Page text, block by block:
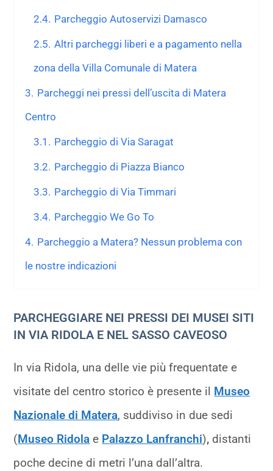
2.4. Parcheggio Autoservizi Damasco
2.5. Altri parcheggi liberi e a pagamento nella
zona della Villa Comunale di Matera
3. Parcheggi nei pressi dell’uscita di Matera
Centro
3.1. Parcheggio di Via Saragat
3.2. Parcheggio di Piazza Bianco
3.3. Parcheggio di Via Timmari
3.4. Parcheggio We Go To
4. Parcheggio a Matera? Nessun problema con
le nostre indicazioni
PARCHEGGIARE NEI PRESSI DEI MUSEI SITI
IN VIA RIDOLA E NEL SASSO CAVEOSO
In via Ridola, una delle vie più frequentate e
visitate del centro storico è presente il Museo
Nazionale di Matera, suddiviso in due sedi
(Museo Ridola e Palazzo Lanfranchi), distanti
poche decine di metri l’una dall’altra.